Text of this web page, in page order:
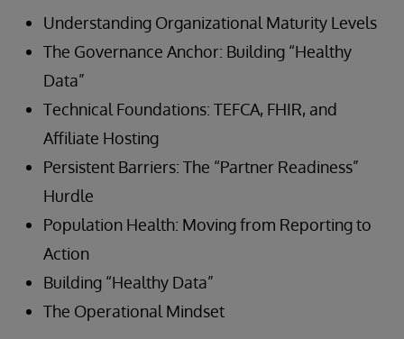
Understanding Organizational Maturity Levels
The Governance Anchor: Building “Healthy
Data”
Technical Foundations: TEFCA, FHIR, and
Affiliate Hosting
Persistent Barriers: The “Partner Readiness”
Hurdle
Population Health: Moving from Reporting to
Action
Building “Healthy Data”
The Operational Mindset